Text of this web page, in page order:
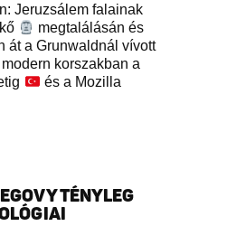
Jeruzsálem falainak
megtalálásán és
át a Grunwaldnál vívott
modern korszakban a
és a Mozilla
TÉNYLEG